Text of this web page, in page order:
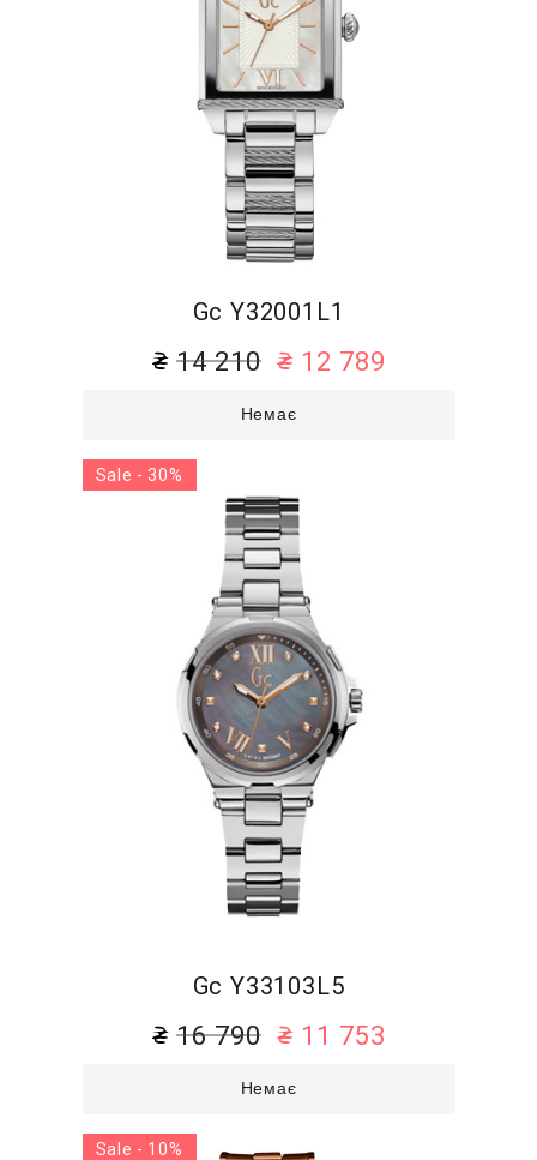
Gc Y32001L1
14 210 12 789
Немає
Gc Y33103L5
16 790 11 753
Немає
Sale - 30%
Sale - 10%